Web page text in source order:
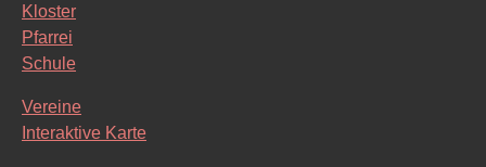
Kloster
Pfarrei
Schule
Vereine
Interaktive Karte